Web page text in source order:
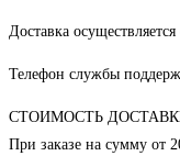
Доставка
Телефон службы
СТОИМОСТЬ
При заказе на сумму